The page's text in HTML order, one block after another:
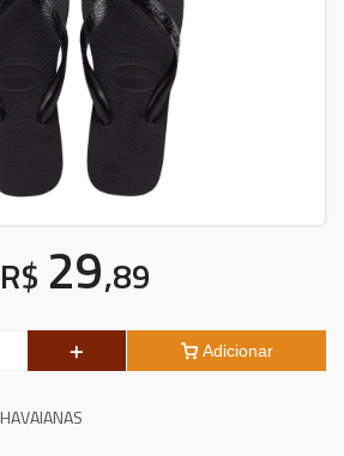
R$ 29,89
Adicionar
HAVAIANAS